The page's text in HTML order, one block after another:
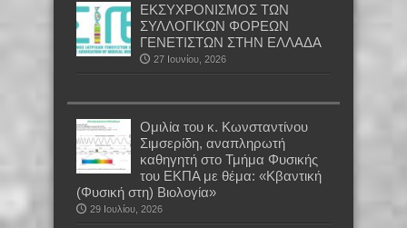
EKΣΥΧΡΟΝΙΣΜΟΣ ΤΩΝ
ΣΥΛΛΟΓΙΚΩΝ ΦΟΡΕΩΝ
ΓΕΝΕΤΙΣΤΩΝ ΣΤΗΝ ΕΛΛΑΔΑ
27 Ιουνίου, 2026
Oμιλία του κ. Κωνσταντίνου
Σιμσερίδη, αναπληρωτή
καθηγητή στο Τμήμα Φυσικής
του ΕΚΠΑ με θέμα: «Κβαντική
(Φυσική στη) Βιολογία»
29 Ιουλίου, 2026